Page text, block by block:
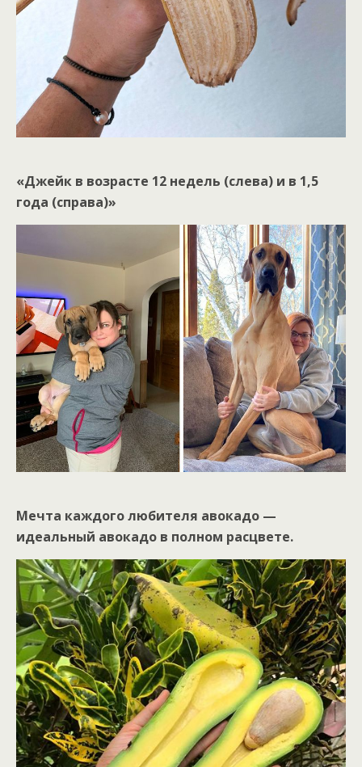
«Джейк в возрасте 12 недель (слева) и в 1,5
года (справа)»
Мечта каждого любителя авокадо —
идеальный авокадо в полном расцвете.